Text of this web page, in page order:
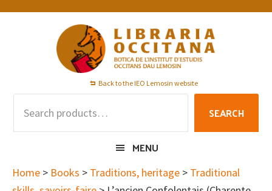
Skip
Skip
Skip
Back to the IEO Lemosin website
SEARCH
MENU
Home > Books > Traditions, heritage > Traditional